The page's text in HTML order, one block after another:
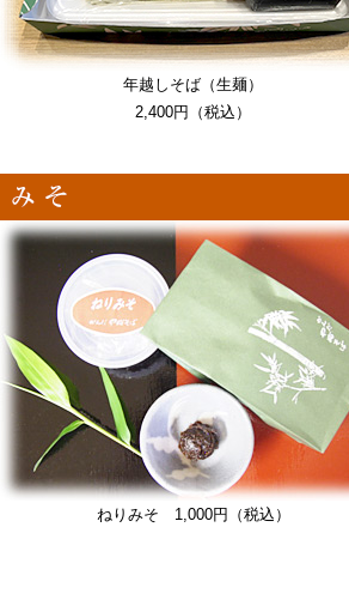
年越しそば（生麺）
2,400円（税込）
ねりみそ 1,000円（税込）